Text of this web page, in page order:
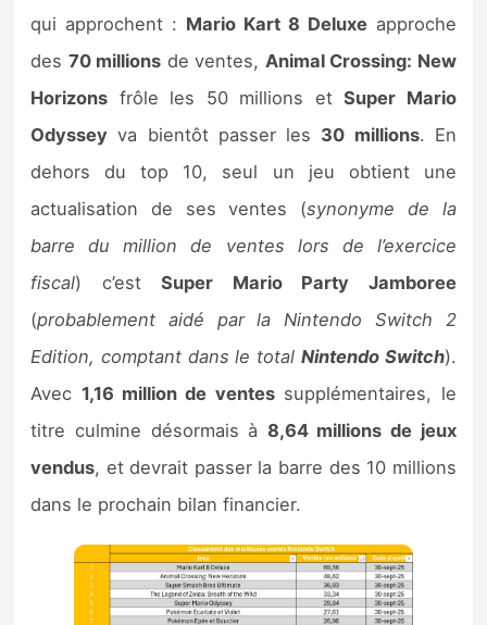
qui approchent : Mario Kart 8 Deluxeapproche
des 70 millions de ventes, Animal Crossing: New
Horizons frôle les 50 millions etSuper Mario
Odyssey va bientôt passer les 30 millions. En
dehors du top 10, seul un jeu obtient une
actualisation de ses ventes (synonyme de la
barre du million de ventes lors de l’exercice
fiscal) c’estSuper Mario Party Jamboree
(probablement aidé par la Nintendo Switch 2
Edition, comptant dans le total Nintendo Switch).
Avec 1,16 million de ventessupplémentaires, le
titre culmine désormais à 8,64 millions de jeux
vendus, et devrait passer la barre des 10 millions
dans le prochain bilan financier.